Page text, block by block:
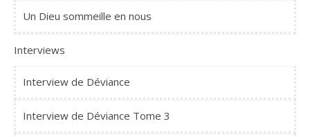
Un Dieu sommeille en nous
Interviews
Interview de Déviance
Interview de Déviance Tome 3